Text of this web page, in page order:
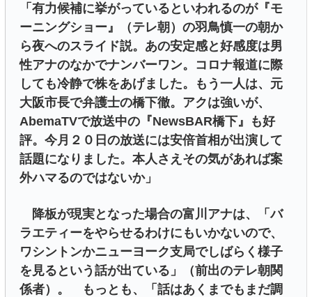
「有力候補に挙がっているといわれるのが『モ
ーニングショー』（テレ朝）の羽鳥慎一の朝か
ら夜へのスライド説。あの安定感と好感度は男
性アナのなかでナンバーワン。コロナ報道に際
しても冷静で株をあげました。もう一人は、元
大阪市長で弁護士の橋下徹。アクは強いが、
AbemaTVで放送中の『NewsBAR橋下』も好
評。今月２０日の放送には安倍首相が出演して
話題になりました。本人さえその気があれば案
外ハマるのではないか」
降板が現実となった場合の富川アナは、「バ
ラエティーをやらせるわけにもいかないので、
ワシントンかニューヨーク支局でしばらく様子
を見るという話が出ている」（前出のテレ朝関
係者）。 もっとも、「話はあくまでもまだ調